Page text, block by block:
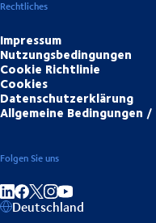
Rechtliches
Impressum
Nutzungsbedingungen
Cookie Richtlinie
Cookies
Datenschutzerklärung
Allgemeine Bedingungen
Folgen Sie uns
Auf LinkedIn teilen
Auf Facebook teilen
Auf Instagram teilen
Auf YouTube teilen
Deutschland